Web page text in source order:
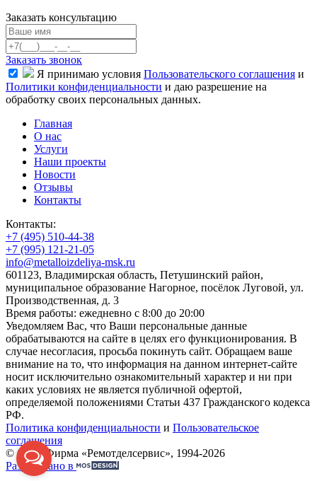
Заказать консультацию
Заказать звонок
Я принимаю условия Пользовательского соглашения и
Политики конфиденциальности и даю разрешение на
обработку своих персональных данных.
Главная
О нас
Услуги
Наши проекты
Новости
Отзывы
Контакты
Контакты:
+7 (495) 510-44-38
+7 (995) 121-21-05
info@metalloizdeliya-msk.ru
601123, Владимирская область, Петушинский район,
муниципальное образование Нагорное, посёлок Луговой, ул.
Производственная, д. 3
Время работы: ежедневно с 8:00 до 20:00
Уведомляем Вас, что Ваши персональные данные
обрабатываются на сайте в целях его функционирования. В
случае несогласия, просьба покинуть сайт. Обращаем ваше
внимание на то, что информация на данном интернет-сайте
носит исключительно ознакомительный характер и ни при
каких условиях не является публичной офертой,
определяемой положениями Статьи 437 Гражданского кодекса
РФ.
Политика конфиденциальности и Пользовательское
соглашения
© ООО Фирма «Ремотделсервис», 1994-2026
Разработано в